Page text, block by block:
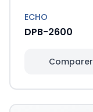
ECHO
DPB-2600
Comparer